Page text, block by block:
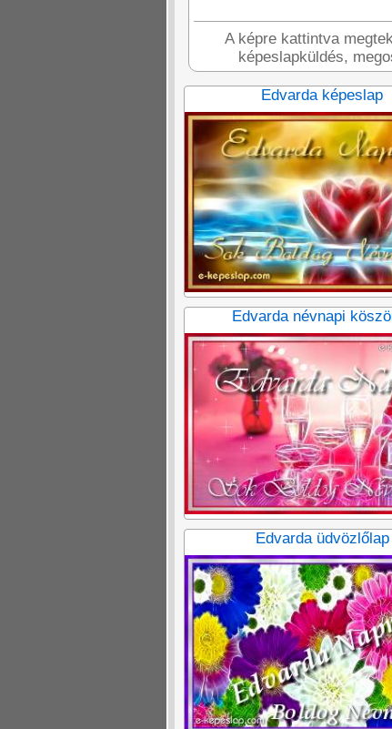
A képre kattintva
képeslapküldés,
Edvarda képeslap
Edvarda névnapi
Edvarda üdvözlőlap